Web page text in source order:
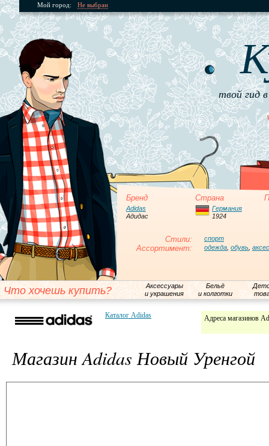
Мой город: Не выбран
твой гид
Бренд Страна
Adidas
Адидас
Германия
1924
Стили: спорт
Ассортимент: одежда обувь
Что хочешь купить?
Аксессуары
и украшения
Бельё
и колготки
Каталог Adidas Адреса магазинов
Магазин Adidas Новый Уренгой